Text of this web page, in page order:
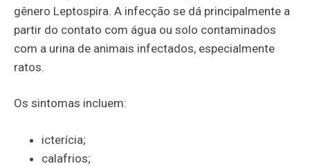
gênero Leptospira. A infecção se dá principalmente a
partir do contato com água ou solo contaminados
com a urina de animais infectados, especialmente
ratos.
Os sintomas incluem:
icterícia;
calafrios;